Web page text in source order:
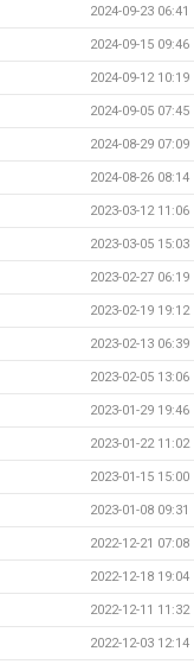
2024-09-23 06:41
2024-09-15 09:46
2024-09-12 10:19
2024-09-05 07:45
2024-08-29 07:09
2024-08-26 08:14
2023-03-12 11:06
2023-03-05 15:03
2023-02-27 06:19
2023-02-19 19:12
2023-02-13 06:39
2023-02-05 13:06
2023-01-29 19:46
2023-01-22 11:02
2023-01-15 15:00
2023-01-08 09:31
2022-12-21 07:08
2022-12-18 19:04
2022-12-11 11:32
2022-12-03 12:14